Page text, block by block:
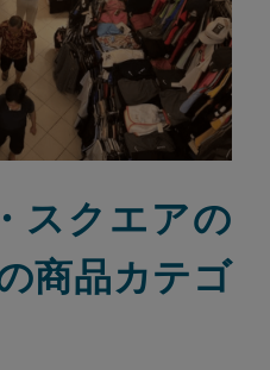
スクエアの
商品カテゴ